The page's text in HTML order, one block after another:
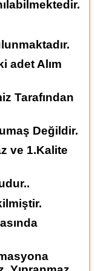
adet Alım
Tarafından
Değildir.
ve 1.Kalite